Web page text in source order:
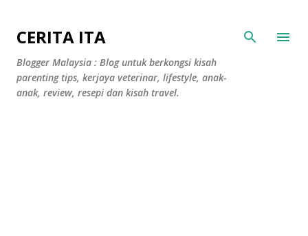
CERITA ITA
Blogger Malaysia : Blog untuk berkongsi kisah
parenting tips, kerjaya veterinar, lifestyle, anak-
anak, review, resepi dan kisah travel.